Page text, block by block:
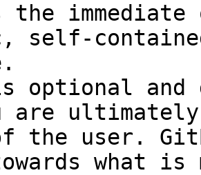
self-
optional and
are
the user.
what